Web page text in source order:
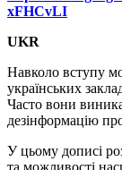
xFHCvLI
UKR
Навколо вступу
українських
Часто вони
дезінформацію
У цьому дописі
та можливості